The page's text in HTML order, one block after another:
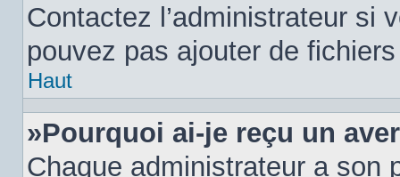
Contactez l’administrateur si
pouvez pas ajouter de
Haut
»Pourquoi ai-je reçu un
Chaque administrateur a son